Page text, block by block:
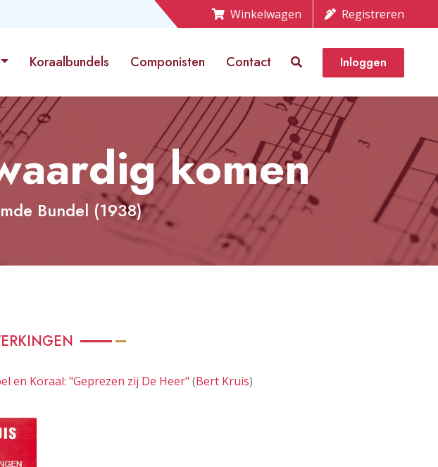
Winkelwagen Registreren
Koraalbundels Componisten Contact Inloggen
komen
Bundel (1938)
en Koraal: "Geprezen zij De Heer" (Bert Kruis)